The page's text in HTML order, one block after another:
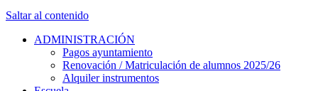
Saltar al contenido
ADMINISTRACIÓN
Pagos ayuntamiento
Renovación / Matriculación de alumnos 2025/26
Alquiler instrumentos